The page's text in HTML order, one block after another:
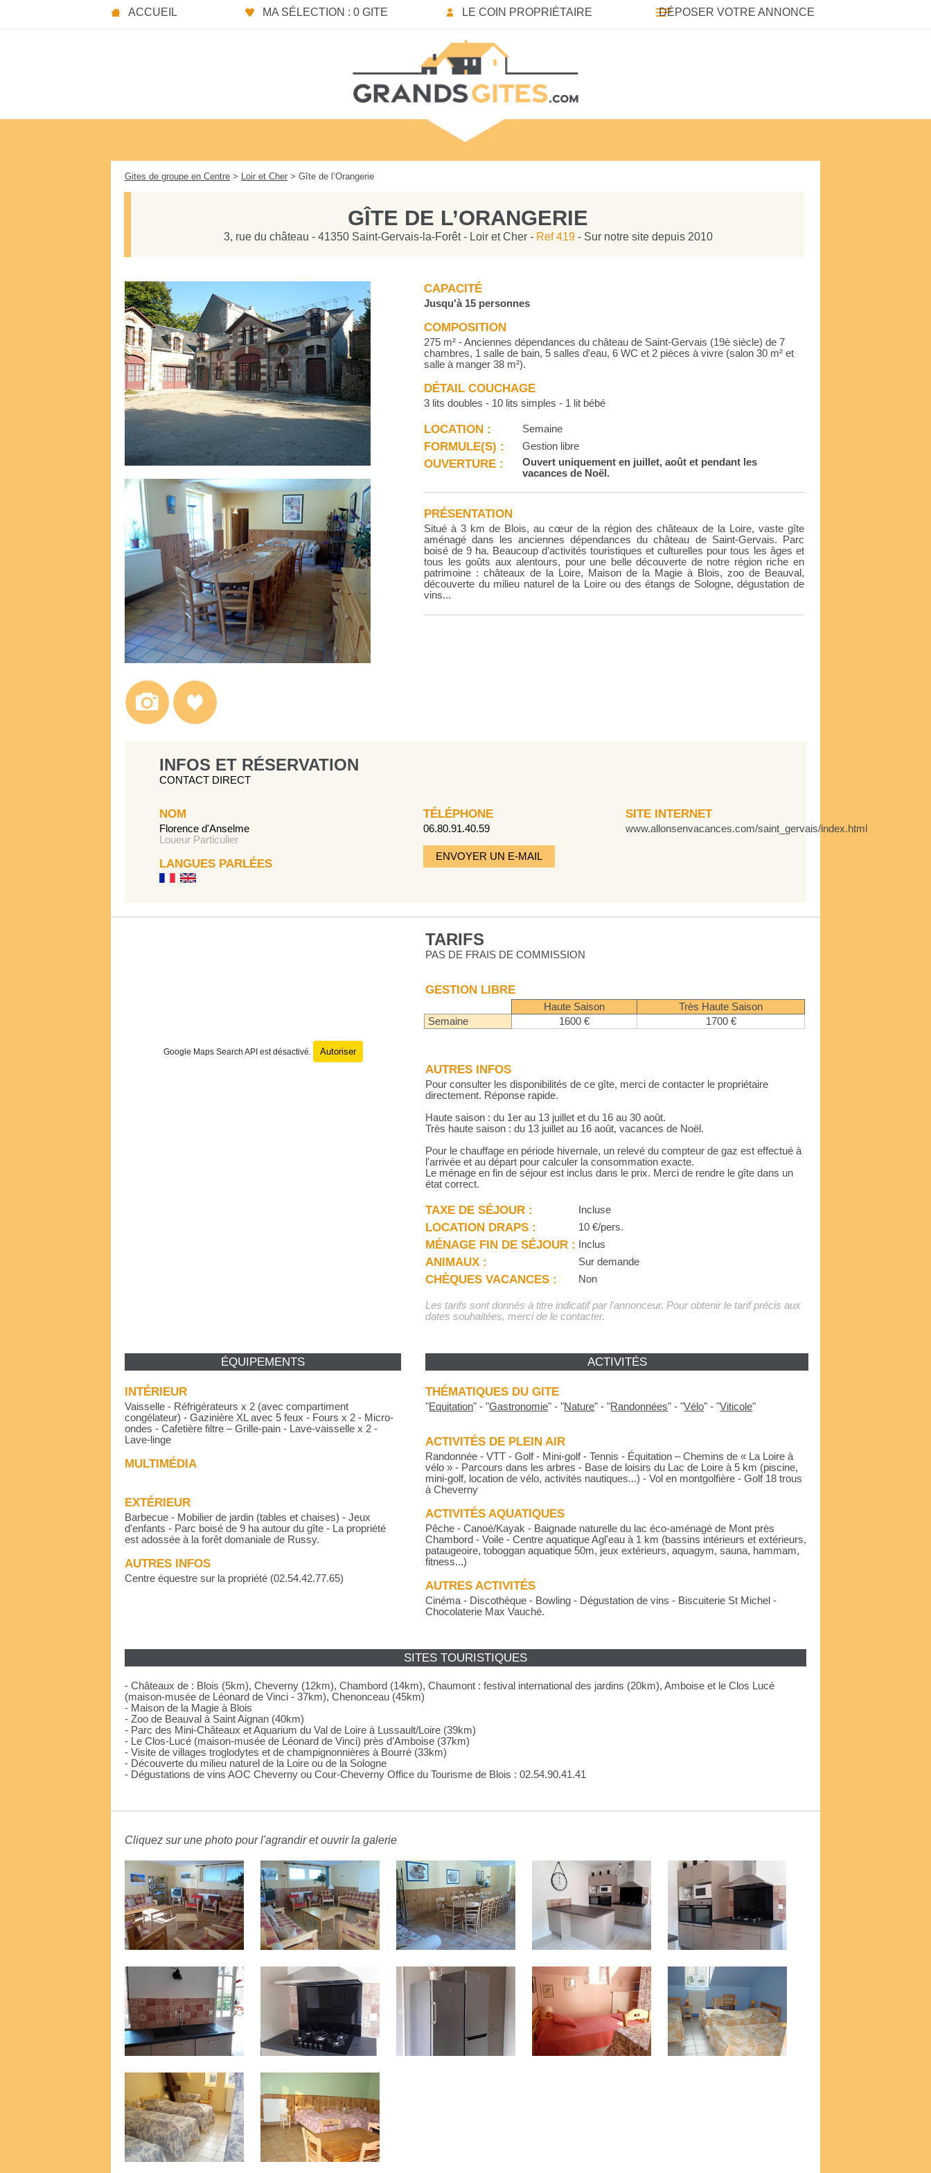
ACCUEIL MA SÉLECTION : 0 GITE LE COIN PROPRIÉTAIRE DÉPOSER VOTRE ANNONCE
Gites de groupe en Centre > Loir et Cher > Gîte de l’Orangerie
GÎTE DE L’ORANGERIE
3, rue du château - 41350 Saint-Gervais-la-Forêt - Loir et Cher - Ref 419- Sur notre site depuis 2010
CAPACITÉ
Jusqu'à 15 personnes
COMPOSITION
275 m² - Anciennes dépendances du château de Saint-Gervais (19è siècle) de 7
chambres, 1 salle de bain, 5 salles d'eau, 6 WC et 2 pièces à vivre (salon 30 m² et
salle à manger 38 m²).
DÉTAIL COUCHAGE
3 lits doubles - 10 lits simples - 1 lit bébé
LOCATION : Semaine
FORMULE(S) : Gestion libre
OUVERTURE :
Ouvert uniquement en juillet, août et pendant les
vacances de Noël.
PRÉSENTATION
Situé à 3 km de Blois, au cœur de la région des châteaux de la Loire, vaste gîte
aménagé dans les anciennes dépendances du château de Saint-Gervais. Parc
boisé de 9 ha. Beaucoup d’activités touristiques et culturelles pour tous les âges et
tous les goûts aux alentours, pour une belle découverte de notre région riche en
patrimoine : châteaux de la Loire, Maison de la Magie à Blois, zoo de Beauval,
découverte du milieu naturel de la Loire ou des étangs de Sologne, dégustation de
vins...
INFOS ET RÉSERVATION
CONTACT DIRECT
NOM
Florence d'Anselme
Loueur Particulier
LANGUES PARLÉES
TÉLÉPHONE
06.80.91.40.59
ENVOYER UN E-MAIL
SITE INTERNET
www.allonsenvacances.com/saint_gervais/index.html
Google Maps Search API est désactivé. Autoriser
TARIFS
PAS DE FRAIS DE COMMISSION
GESTION LIBRE
Haute Saison
Très Haute Saison
Semaine
1600 € 1700 €
AUTRES INFOS
Pour consulter les disponibilités de ce gîte, merci de contacter le propriétaire
directement. Réponse rapide.
Haute saison : du 1er au 13 juillet et du 16 au 30 août.
Très haute saison : du 13 juillet au 16 août, vacances de Noël.
Pour le chauffage en période hivernale, un relevé du compteur de gaz est effectué à
l'arrivée et au départ pour calculer la consommation exacte.
Le ménage en fin de séjour est inclus dans le prix. Merci de rendre le gîte dans un
état correct.
TAXE DE SÉJOUR : Incluse
LOCATION DRAPS : 10 €/pers.
MÉNAGE FIN DE SÉJOUR : Inclus
ANIMAUX : Sur demande
CHÈQUES VACANCES : Non
Les tarifs sont donnés à titre indicatif par l'annonceur. Pour obtenir le tarif précis aux
dates souhaitées, merci de le contacter.
ÉQUIPEMENTS
INTÉRIEUR
Vaisselle - Réfrigérateurs x 2 (avec compartiment
congélateur) - Gazinière XL avec 5 feux - Fours x 2 - Micro-
ondes - Cafetière filtre – Grille-pain - Lave-vaisselle x 2 -
Lave-linge
MULTIMÉDIA
EXTÉRIEUR
Barbecue - Mobilier de jardin (tables et chaises) - Jeux
d'enfants - Parc boisé de 9 ha autour du gîte - La propriété
est adossée à la forêt domaniale de Russy.
AUTRES INFOS
Centre équestre sur la propriété (02.54.42.77.65)
ACTIVITÉS
THÉMATIQUES DU GITE
"Equitation" -"Gastronomie" -"Nature" -"Randonnées" -"Vélo" -"Viticole"
ACTIVITÉS DE PLEIN AIR
Randonnée - VTT - Golf - Mini-golf - Tennis - Équitation – Chemins de « La Loire à
vélo » - Parcours dans les arbres - Base de loisirs du Lac de Loire à 5 km (piscine,
mini-golf, location de vélo, activités nautiques...) - Vol en montgolfière - Golf 18 trous
à Cheverny
ACTIVITÉS AQUATIQUES
Pêche - Canoé/Kayak - Baignade naturelle du lac éco-aménagé de Mont près
Chambord - Voile - Centre aquatique Agl'eau à 1 km (bassins intérieurs et extérieurs,
pataugeoire, toboggan aquatique 50m, jeux extérieurs, aquagym, sauna, hammam,
fitness...)
AUTRES ACTIVITÉS
Cinéma - Discothèque - Bowling - Dégustation de vins - Biscuiterie St Michel -
Chocolaterie Max Vauché.
SITES TOURISTIQUES
- Châteaux de : Blois (5km), Cheverny (12km), Chambord (14km), Chaumont : festival international des jardins (20km), Amboise et le Clos Lucé
(maison-musée de Léonard de Vinci - 37km), Chenonceau (45km)
- Maison de la Magie à Blois
- Zoo de Beauval à Saint Aignan (40km)
- Parc des Mini-Châteaux et Aquarium du Val de Loire à Lussault/Loire (39km)
- Le Clos-Lucé (maison-musée de Léonard de Vinci) près d’Amboise (37km)
- Visite de villages troglodytes et de champignonnières à Bourré (33km)
- Découverte du milieu naturel de la Loire ou de la Sologne
- Dégustations de vins AOC Cheverny ou Cour-Cheverny Office du Tourisme de Blois : 02.54.90.41.41
Cliquez sur une photo pour l'agrandir et ouvrir la galerie
Panneau de gestion des cookies